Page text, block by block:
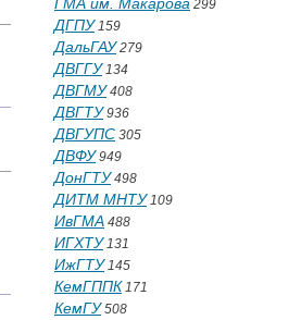
299
ДГПУ159
ДальГАУ279
ДВГГУ134
ДВГМУ408
ДВГТУ936
ДВГУПС 305
ДВФУ949
ДонГТУ498
ДИТМ МНТУ109
ИвГМА 488
ИГХТУ131
ИжГТУ145
КемГППК 171
КемГУ508